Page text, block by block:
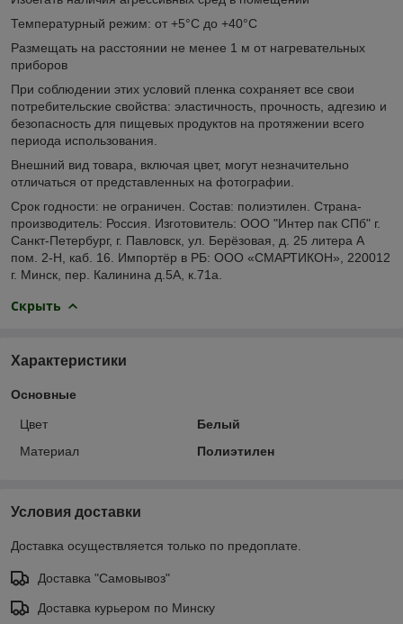
Температурный режим: от +5°С до +40°С
Размещать на расстоянии не менее 1 м от нагревательных
приборов
При соблюдении этих условий пленка сохраняет все свои
потребительские свойства: эластичность, прочность, адгезию и
безопасность для пищевых продуктов на протяжении всего
периода использования.
Внешний вид товара, включая цвет, могут незначительно
отличаться от представленных на фотографии.
Срок годности: не ограничен. Состав: полиэтилен. Страна-
производитель: Россия. Изготовитель: ООО "Интер пак СПб" г.
Санкт-Петербург, г. Павловск, ул. Берёзовая, д. 25 литера А
пом. 2-Н, каб. 16. Импортёр в РБ: ООО «СМАРТИКОН», 220012
г. Минск, пер. Калинина д.5А, к.71а.
Скрыть
Характеристики
Основные
Цвет
Белый
Материал
Полиэтилен
Условия доставки
Доставка осуществляется только по предоплате.
Доставка "Самовывоз"
Доставка курьером по Минску